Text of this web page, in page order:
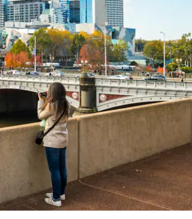
eller se mere ved at trykke eller stryge.